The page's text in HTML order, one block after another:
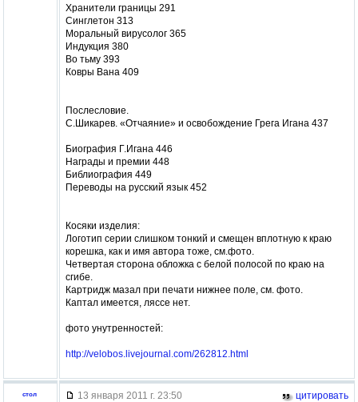
Хранители границы 291
Синглетон 313
Моральный вирусолог 365
Индукция 380
Во тьму 393
Ковры Вана 409
Послесловие.
С.Шикарев. «Отчаяние» и освобождение Грега Игана 437
Биография Г.Игана 446
Награды и премии 448
Библиография 449
Переводы на русский язык 452
Косяки изделия:
Логотип серии слишком тонкий и смещен вплотную к краю
корешка, как и имя автора тоже, см.фото.
Четвертая сторона обложка с белой полосой по краю на
сгибе.
Картридж мазал при печати нижнее поле, см. фото.
Каптал имеется, ляссе нет.
фото унутренностей:
http://velobos.livejournal.com/262812.html
стол 13 января 2011 г. 23:50 цитировать